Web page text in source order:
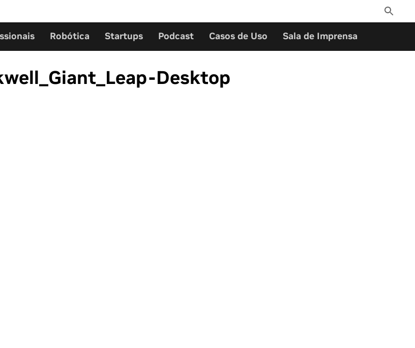
Toggle
Search
Robótica Startups Podcast Casos de Uso Sala de Imprensa
Desktop